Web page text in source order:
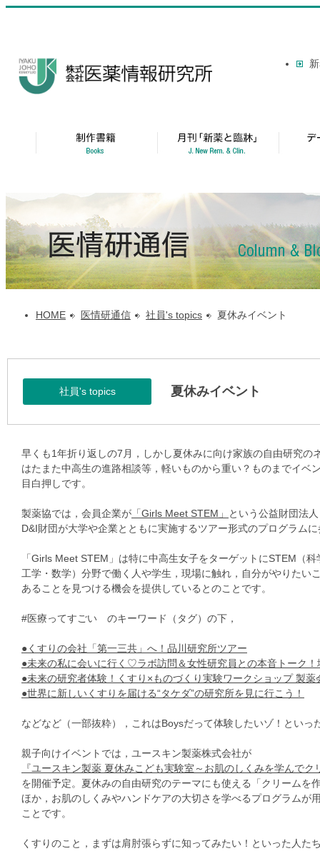
HOME 医情研通信 社員's topics 夏休みイベント
社員's topics 夏休みイベント
早くも1年折り返しの7月，しかし夏休みに向け家族の自由研究の
はたまた中高生の進路相談等，軽いものから重い？ものまでイベ
目白押しです。
製薬協では，会員企業が 「Girls Meet STEM」
という公益財団法
D&I財団が大学や企業とともに実施するツアー形式のプログラム
「Girls Meet STEM」は特に中高生女子をターゲットにSTEM（科
工学・数学）分野で働く人や学生，現場に触れ，自分がやりたい
あることを見つける機会を提供しているとのことです。
#医療ってすごい のキーワード（タグ）の下，
●くすりの会社「第一三共」へ！品川研究所ツアー
●未来の私に会いに行く♡ラボ訪問＆女性研究員との本音トーク
●未来の研究者体験！くすり×ものづくり実験ワークショップ 製
●世界に新しいくすりを届ける“タケダ”の研究所を見に行こう！
などなど（一部抜粋），これはBoysだって体験したいゾ！といっ
親子向けイベントでは，ユースキン製薬株式会社が
『ユースキン製薬 夏休みこども実験室～お肌のしくみを学んで
を開催予定。夏休みの自由研究のテーマにも使える「クリームを
ほか，お肌のしくみやハンドケアの大切さを学べるプログラムが
ことです。
くすりのこと，まずは肩肘張らずに知ってみたい！といった人た